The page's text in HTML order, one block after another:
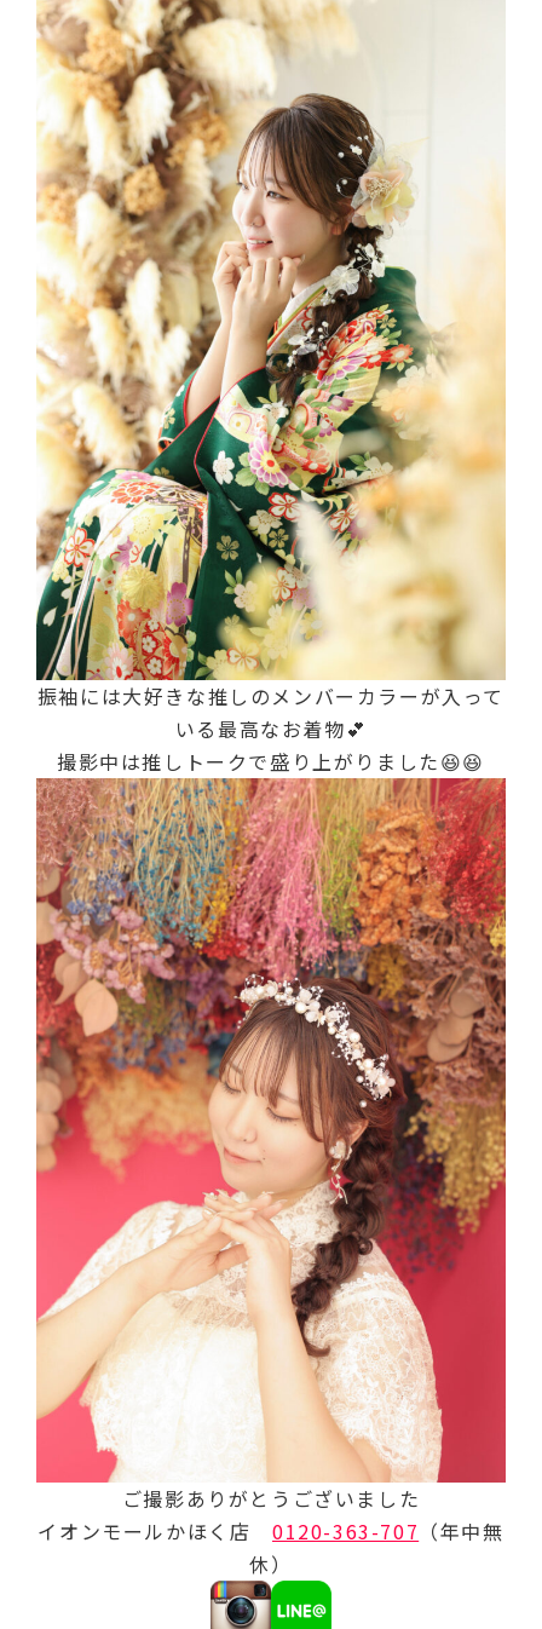
振袖には大好きな推しのメンバーカラーが入って
いる最高なお着物💕
撮影中は推しトークで盛り上がりました😆😆
ご撮影ありがとうございました
イオンモールかほく店 0120-363-707 （年中無
休）